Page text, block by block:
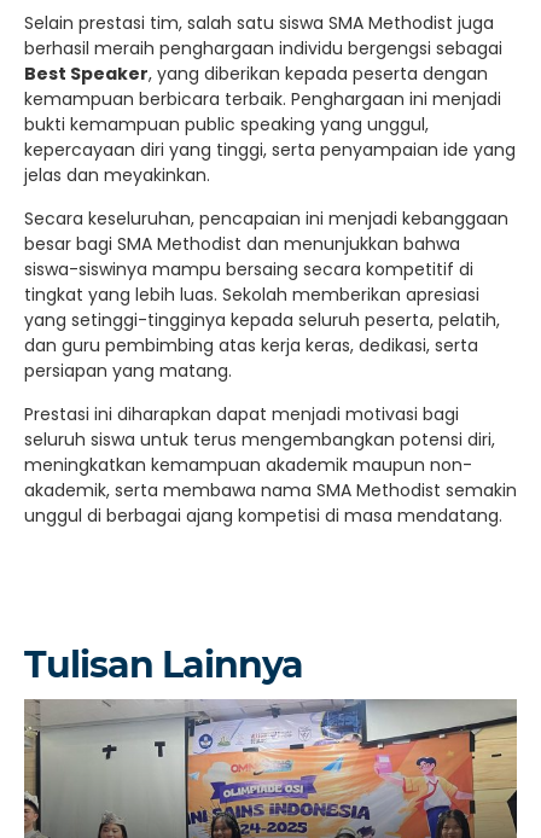
Selain prestasi tim, salah satu siswa SMA Methodist juga
berhasil meraih penghargaan individu bergengsi sebagai
Best Speaker, yang diberikan kepada peserta dengan
kemampuan berbicara terbaik. Penghargaan ini menjadi
bukti kemampuan public speaking yang unggul,
kepercayaan diri yang tinggi, serta penyampaian ide yang
jelas dan meyakinkan.
Secara keseluruhan, pencapaian ini menjadi kebanggaan
besar bagi SMA Methodist dan menunjukkan bahwa
siswa-siswinya mampu bersaing secara kompetitif di
tingkat yang lebih luas. Sekolah memberikan apresiasi
yang setinggi-tingginya kepada seluruh peserta, pelatih,
dan guru pembimbing atas kerja keras, dedikasi, serta
persiapan yang matang.
Prestasi ini diharapkan dapat menjadi motivasi bagi
seluruh siswa untuk terus mengembangkan potensi diri,
meningkatkan kemampuan akademik maupun non-
akademik, serta membawa nama SMA Methodist semakin
unggul di berbagai ajang kompetisi di masa mendatang.
Tulisan Lainnya